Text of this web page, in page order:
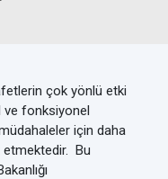
çok yönlü etki
ve fonksiyonel
için daha
etmektedir. Bu